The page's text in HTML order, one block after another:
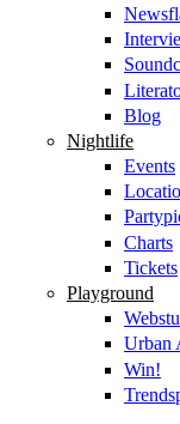
Blog
Nightlife
Events
Charts
Tickets
Playground
Urban
Win!